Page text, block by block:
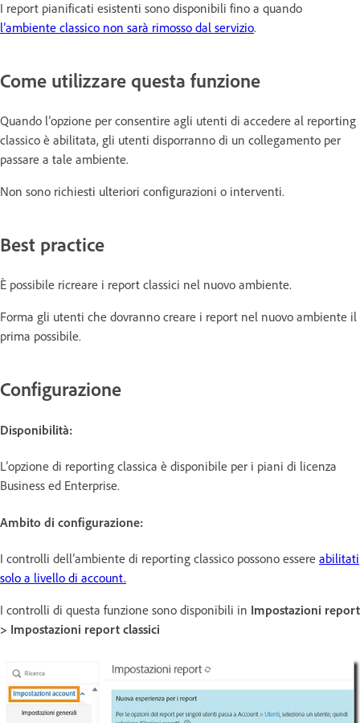
I report pianificati esistenti sono disponibili fino a quando
l’ambiente classico non sarà rimosso dal servizio.
Come utilizzare questa funzione
Quando l’opzione per consentire agli utenti di accedere al reporting
classico è abilitata, gli utenti disporranno di un collegamento per
passare a tale ambiente.
Non sono richiesti ulteriori configurazioni o interventi.
Best practice
È possibile ricreare i report classici nel nuovo ambiente.
Forma gli utenti che dovranno creare i report nel nuovo ambiente il
prima possibile.
Configurazione
Disponibilità:
L’opzione di reporting classica è disponibile per i piani di licenza
Business ed Enterprise.
Ambito di configurazione:
I controlli dell’ambiente di reporting classico possono essere abilitati
solo a livello di account.
I controlli di questa funzione sono disponibili in Impostazioni report
> Impostazioni report classici